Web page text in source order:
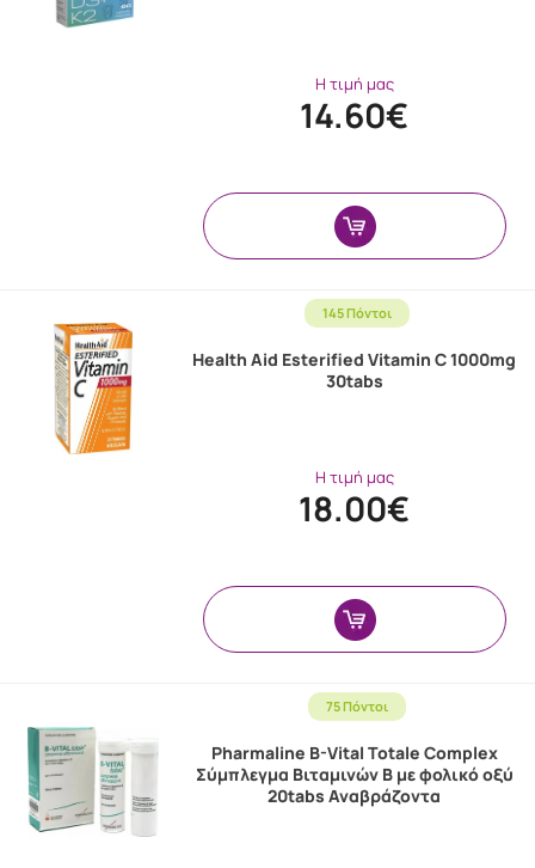
Η τιμή μας
14.60€
145 Πόντοι
Health Aid Esterified Vitamin C 1000mg
30tabs
Η τιμή μας
18.00€
75 Πόντοι
Pharmaline B-Vital Totale Complex
Σύμπλεγμα Βιταμινών Β με φολικό οξύ
20tabs Αναβράζοντα